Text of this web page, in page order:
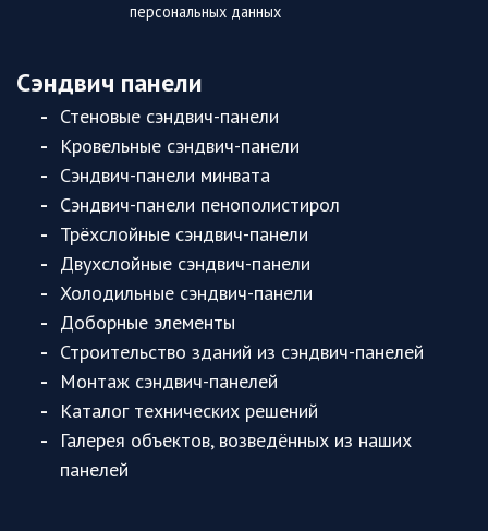
персональных данных
Сэндвич панели
Стеновые сэндвич-панели
Кровельные сэндвич-панели
Сэндвич-панели минвата
Сэндвич-панели пенополистирол
Трёхслойные сэндвич-панели
Двухслойные сэндвич-панели
Холодильные сэндвич-панели
Доборные элементы
Строительство зданий из сэндвич-панелей
Монтаж сэндвич-панелей
Каталог технических решений
Галерея объектов, возведённых из наших
панелей